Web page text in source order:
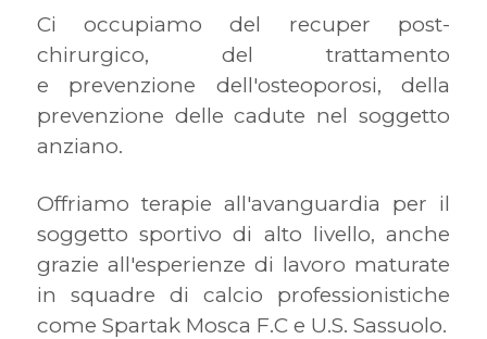
Ci occupiamo del recuper post-
chirurgico, del trattamento
e prevenzione dell'osteoporosi, della
prevenzione delle cadute nel soggetto
anziano.
Offriamo terapie all'avanguardia per il
soggetto sportivo di alto livello, anche
grazie all'esperienze di lavoro maturate
in squadre di calcio professionistiche
come Spartak Mosca F.C e U.S. Sassuolo.